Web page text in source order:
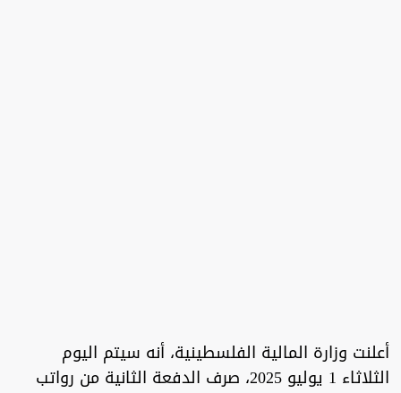
أعلنت وزارة المالية الفلسطينية، أنه سيتم اليوم
الثلاثاء 1 يوليو 2025، صرف الدفعة الثانية من رواتب